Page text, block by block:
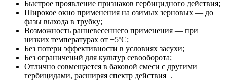
Быстрое проявление признаков гербицидного действия;
Широкое окно применения на озимых зерновых — до
фазы выхода в трубку;
Возможность ранневесеннего применения — при
низких температурах от +5ºС;
Без потери эффективности в условиях засухи;
Без ограничений для культур севооборота;
Отлично совмещается в баковой смеси с другими
гербицидами, расширяя спектр действия .